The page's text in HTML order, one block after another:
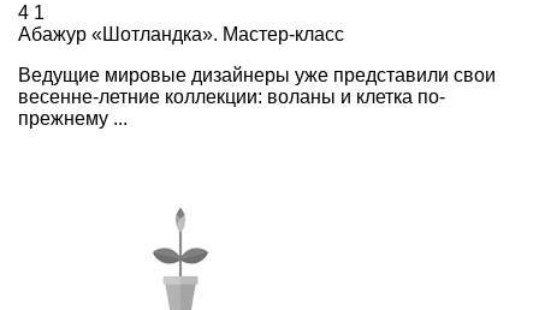
4 1
Абажур «Шотландка». Мастер-класс
Ведущие мировые дизайнеры уже представили свои
весенне-летние коллекции: воланы и клетка по-
прежнему ...